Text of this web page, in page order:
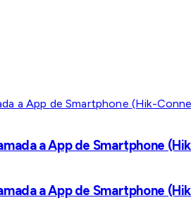
a App de Smartphone
a App de Smartphone